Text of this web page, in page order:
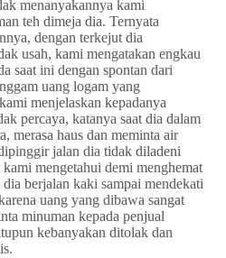
menanyakannya kami
teh dimeja dia. Ternyata
dengan terkejut dia
usah, kami mengatakan engkau
saat ini dengan spontan dari
uang logam yang
menjelaskan kepadanya
percaya, katanya saat dia dalam
merasa haus dan meminta air
jalan dia tidak diladeni
mengetahui demi menghemat
berjalan kaki sampai mendekati
uang yang dibawa sangat
minuman kepada penjual
kebanyakan ditolak dan